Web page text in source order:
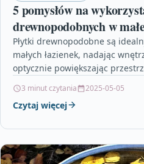
5 pomysłów na
drewnopodobnych w
Płytki drewnopodobne są
małych łazienek, nadając
optycznie powiększając
3 minut czytania 2025-05-05
Czytaj więcej